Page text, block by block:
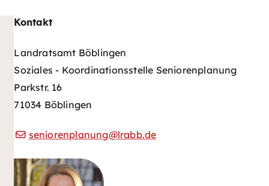
Kontakt
Landratsamt Böblingen
Soziales - Koordinationsstelle Seniorenplanung
Parkstr. 16
71034 Böblingen
seniorenplanung@lrabb.de